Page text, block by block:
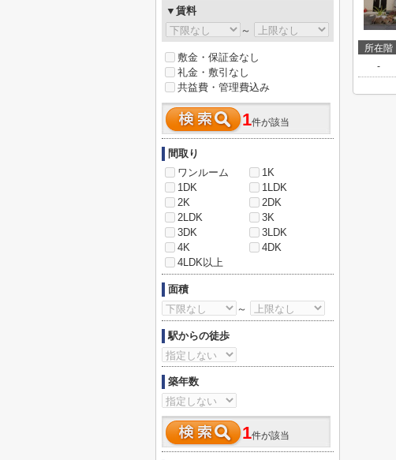
所在階
-
▼賃料
～
敷金・保証金なし
礼金・敷引なし
共益費・管理費込み
1件が該当
間取り
ワンルーム
1K
1DK
1LDK
2K
2DK
2LDK
3K
3DK
3LDK
4K
4DK
4LDK以上
面積
～
駅からの徒歩
築年数
1件が該当